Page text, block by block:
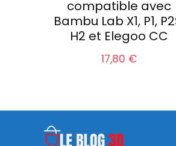
compatible avec
Bambu Lab X1, P1,
H2 et Elegoo CC
17,80 €